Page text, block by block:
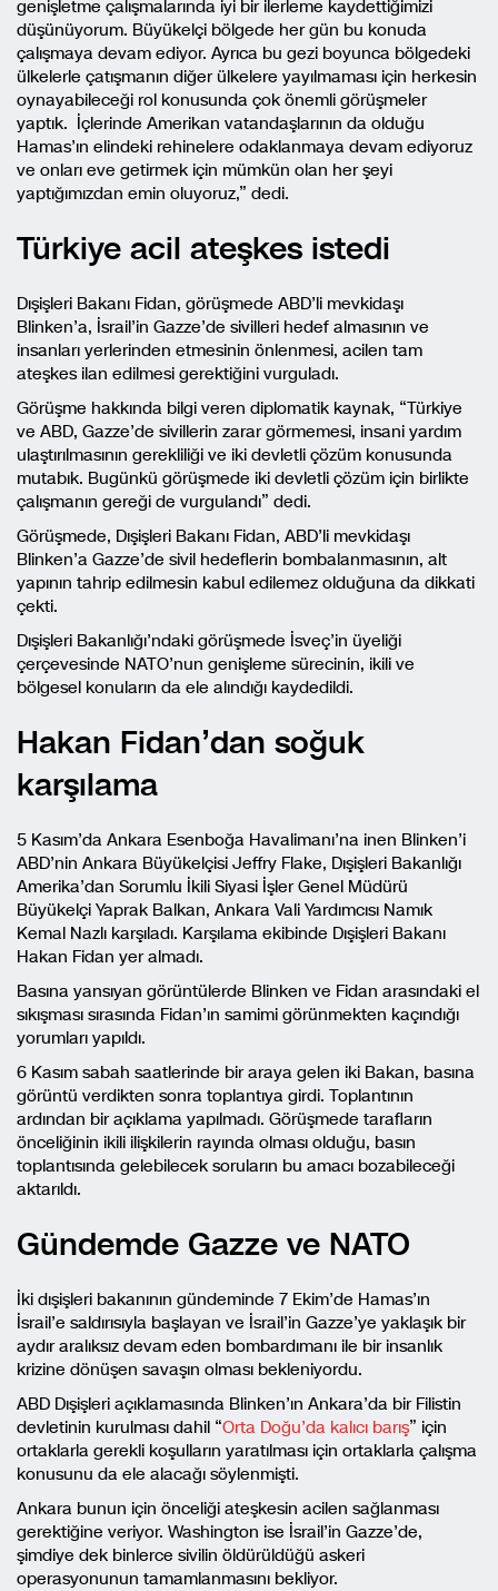
genişletme çalışmalarında iyi bir ilerleme kaydettiğimizi
düşünüyorum. Büyükelçi bölgede her gün bu konuda
çalışmaya devam ediyor. Ayrıca bu gezi boyunca bölgedeki
ülkelerle çatışmanın diğer ülkelere yayılmaması için herkesin
oynayabileceği rol konusunda çok önemli görüşmeler
yaptık. İçlerinde Amerikan vatandaşlarının da olduğu
Hamas’ın elindeki rehinelere odaklanmaya devam ediyoruz
ve onları eve getirmek için mümkün olan her şeyi
yaptığımızdan emin oluyoruz,” dedi.
Türkiye acil ateşkes istedi
Dışişleri Bakanı Fidan, görüşmede ABD’li mevkidaşı
Blinken’a, İsrail’in Gazze’de sivilleri hedef almasının ve
insanları yerlerinden etmesinin önlenmesi, acilen tam
ateşkes ilan edilmesi gerektiğini vurguladı.
Görüşme hakkında bilgi veren diplomatik kaynak, “Türkiye
ve ABD, Gazze’de sivillerin zarar görmemesi, insani yardım
ulaştırılmasının gerekliliği ve iki devletli çözüm konusunda
mutabık. Bugünkü görüşmede iki devletli çözüm için birlikte
çalışmanın gereği de vurgulandı” dedi.
Görüşmede, Dışişleri Bakanı Fidan, ABD’li mevkidaşı
Blinken’a Gazze’de sivil hedeflerin bombalanmasının, alt
yapının tahrip edilmesin kabul edilemez olduğuna da dikkati
çekti.
Dışişleri Bakanlığı’ndaki görüşmede İsveç’in üyeliği
çerçevesinde NATO’nun genişleme sürecinin, ikili ve
bölgesel konuların da ele alındığı kaydedildi.
Hakan Fidan’dan soğuk
karşılama
5 Kasım’da Ankara Esenboğa Havalimanı’na inen Blinken’i
ABD’nin Ankara Büyükelçisi Jeffry Flake, Dışişleri Bakanlığı
Amerika’dan Sorumlu İkili Siyasi İşler Genel Müdürü
Büyükelçi Yaprak Balkan, Ankara Vali Yardımcısı Namık
Kemal Nazlı karşıladı. Karşılama ekibinde Dışişleri Bakanı
Hakan Fidan yer almadı.
Basına yansıyan görüntülerde Blinken ve Fidan arasındaki el
sıkışması sırasında Fidan’ın samimi görünmekten kaçındığı
yorumları yapıldı.
6 Kasım sabah saatlerinde bir araya gelen iki Bakan, basına
görüntü verdikten sonra toplantıya girdi. Toplantının
ardından bir açıklama yapılmadı. Görüşmede tarafların
önceliğinin ikili ilişkilerin rayında olması olduğu, basın
toplantısında gelebilecek soruların bu amacı bozabileceği
aktarıldı.
Gündemde Gazze ve NATO
İki dışişleri bakanının gündeminde 7 Ekim’de Hamas’ın
İsrail’e saldırısıyla başlayan ve İsrail’in Gazze’ye yaklaşık bir
aydır aralıksız devam eden bombardımanı ile bir insanlık
krizine dönüşen savaşın olması bekleniyordu.
ABD Dışişleri açıklamasında Blinken’ın Ankara’da bir Filistin
devletinin kurulması dahil “Orta Doğu’da kalıcı barış” için
ortaklarla gerekli koşulların yaratılması için ortaklarla çalışma
konusunu da ele alacağı söylenmişti.
Ankara bunun için önceliği ateşkesin acilen sağlanması
gerektiğine veriyor. Washington ise İsrail’in Gazze’de,
şimdiye dek binlerce sivilin öldürüldüğü askeri
operasyonunun tamamlanmasını bekliyor.